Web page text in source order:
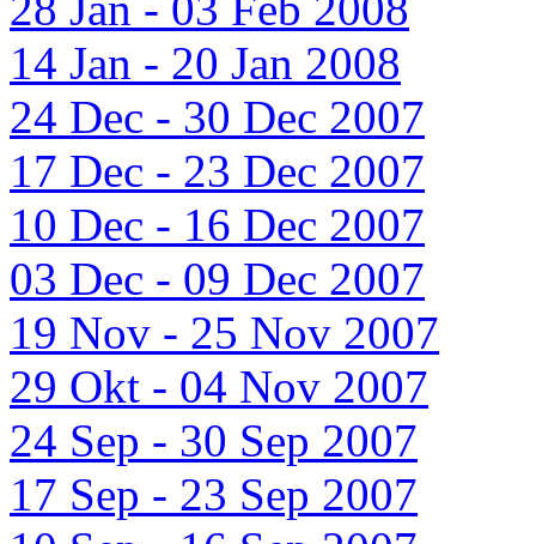
14 Jan - 20 Jan 2008
24 Dec - 30 Dec 2007
17 Dec - 23 Dec 2007
10 Dec - 16 Dec 2007
03 Dec - 09 Dec 2007
19 Nov - 25 Nov 2007
29 Okt - 04 Nov 2007
24 Sep - 30 Sep 2007
17 Sep - 23 Sep 2007